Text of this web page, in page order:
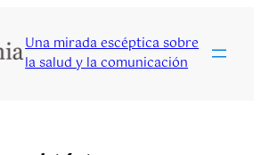
Una mirada escéptica sobre
la salud y la comunicación